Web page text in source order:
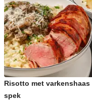
Risotto met varkenshaas
spek